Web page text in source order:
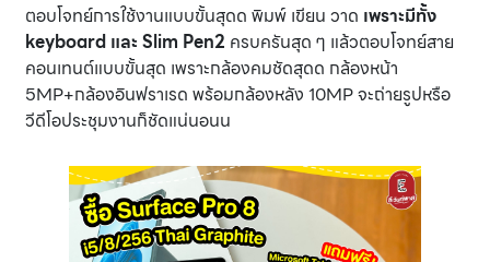
ตอบโจทย์การใช้งานแบบขั้นสุดด พิมพ์ เขียน วาด เพราะมีทั้ง
keyboard และ Slim Pen2 ครบครันสุด ๆ แล้วตอบโจทย์สาย
คอนเทนต์แบบขั้นสุด เพราะกล้องคมชัดสุดด กล้องหน้า
5MP+กล้องอินฟราเรด พร้อมกล้องหลัง 10MP จะถ่ายรูปหรือ
วีดีโอประชุมงานก็ชัดแน่นอนน